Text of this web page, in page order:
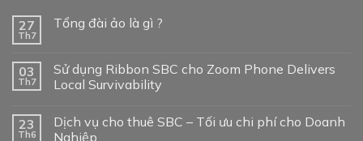
27
Th7
Tổng đài ảo là gì ?
03
Th7
Sử dụng Ribbon SBC cho Zoom Phone Delivers
Local Survivability
23
Th6
Dịch vụ cho thuê SBC – Tối ưu chi phí cho Doanh
Nghiệp